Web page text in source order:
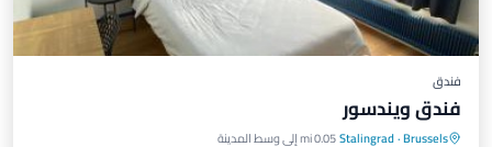
فندق
فندق ويندسور
Brussels
·
Stalingrad0.05 mi إلى وسط المدينة